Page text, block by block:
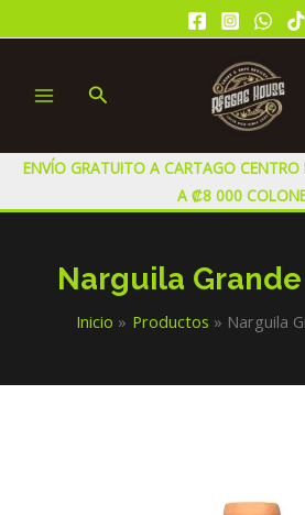
al
MENU
Buscar
ENVÍO GRATUITO A CARTAGO CENTRO
A ₡8 000
Narguila
Inicio Productos Narguila